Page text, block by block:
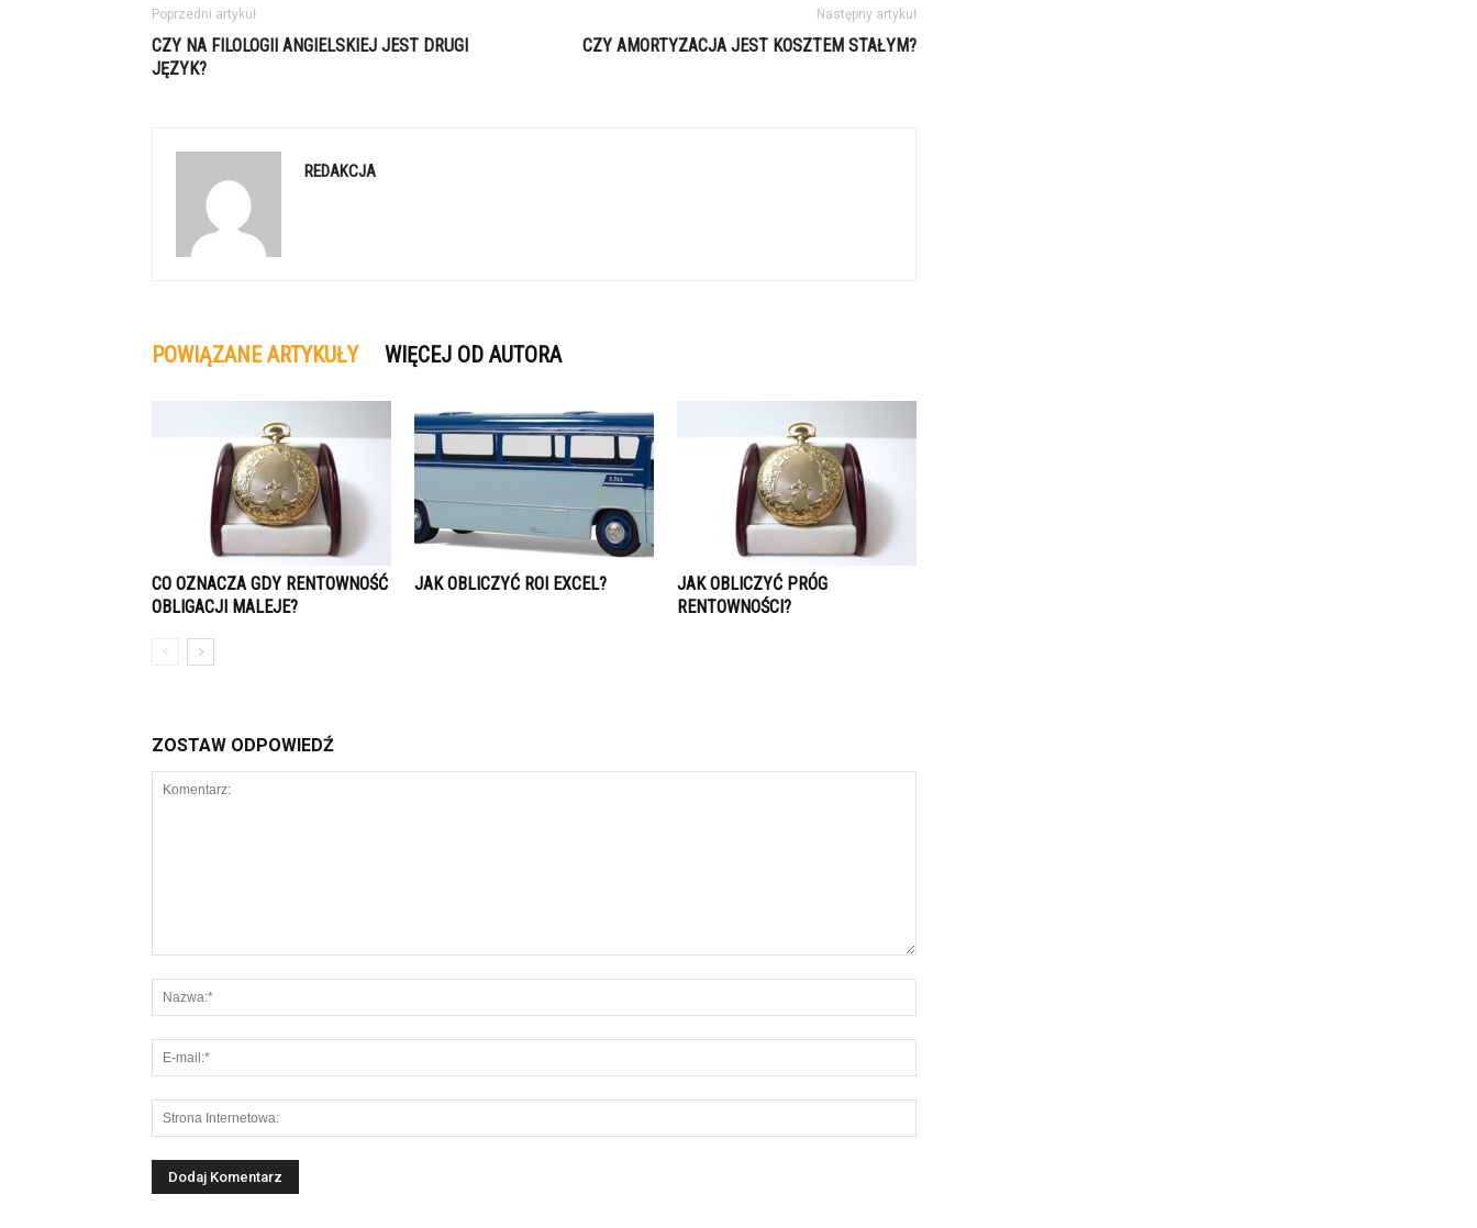
Poprzedni artykuł
CZY NA FILOLOGII ANGIELSKIEJ JEST DRUGI
JĘZYK?
Następny artykuł
CZY AMORTYZACJA JEST KOSZTEM STAŁYM?
REDAKCJA
POWIĄZANE ARTYKUŁY WIĘCEJ OD AUTORA
CO OZNACZA GDY RENTOWNOŚĆ
OBLIGACJI MALEJE?
JAK OBLICZYĆ ROI EXCEL?
JAK OBLICZYĆ PRÓG
RENTOWNOŚCI?
ZOSTAW ODPOWIEDŹ